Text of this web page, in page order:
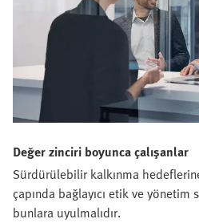
Değer zinciri boyunca çalışanlar
Sürdürülebilir kalkınma
çapında bağlayıcı etik ve
bunlara uyulmalıdır.